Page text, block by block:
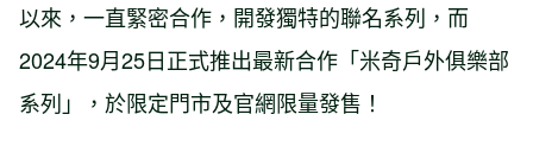
以來，一直緊密合作，開發獨特的聯名系列，而
2024年9月25日正式推出最新合作「米奇戶外俱樂部
系列」，於限定門市及官網限量發售！